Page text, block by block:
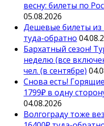
весну: билеты по
05.08.2026
Дешевые билеты из
туда-обратно
Бархатный сезон!
неделю (все
чел. (в сентябре)
Снова есть!
1799₽ в одну
04.08.2026
Волгограду тоже